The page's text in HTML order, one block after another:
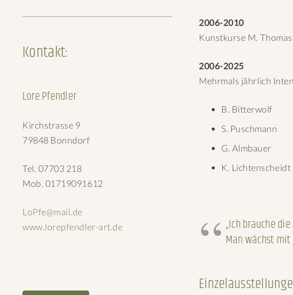
Kontakt:
Lore Pfendler
Kirchstrasse 9
79848 Bonndorf
Tel. 07703 218
Mob. 01719091612
LoPfe@mail.de
www.lorepfendler-art.de
2006-2010
Kunstkurse M.
2006-2025
Mehrmals jährlich
B. Bitterwolf
S. Puschmann
G. Almbauer
K. Lichtenscheidt
„Ich brauche
Man wächst mit